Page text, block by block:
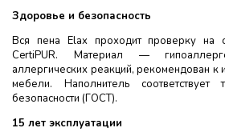
Здоровье и безопасность
Вся пена Elax проходит проверку на
CertiPUR. Материал —
аллергических реакций, рекомендован к
мебели. Наполнитель соответствует
безопасности (ГОСТ).
15 лет эксплуатации